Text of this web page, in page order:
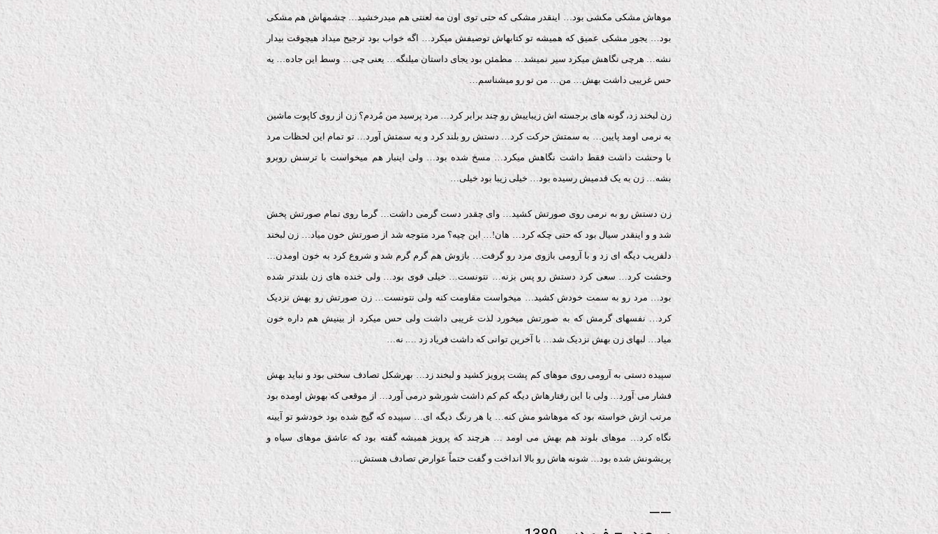
موهاش مشکی مکشی بود… اینقدر مشکی که حتی توی اون مه لعنتی هم میدرخشید… چشمهاش هم مشکی
بود… یجور مشکی عمیق که همیشه تو کتابهاش توصیفش میکرد… اگه خواب بود ترجیح میداد هیچوقت بیدار
نشه… هرچی نگاهش میکرد سیر نمیشد… مطمئن بود یجای داستان میلنگه… یعنی چی… وسط این جاده… یه
حس غریبی داشت بهش… من… من تو رو میشناسم…
زن لبخند زد، گونه های برجسته اش زیباییش رو چند برابر کرد… مرد پرسید من مُردم؟ زن از روی کاپوت ماشین
به نرمی اومد پایین… به سمتش حرکت کرد… دستش رو بلند کرد و یه سمتش آورد… تو تمام این لحظات مرد
با وحشت داشت فقط داشت نگاهش میکرد… مسخ شده بود… ولی اینبار هم میخواست با ترسش روبرو
بشه… زن به یک قدمیش رسیده بود… خیلی زیبا بود خیلی…
زن دستش رو به نرمی روی صورتش کشید… وای چقدر دست گرمی داشت… گرما روی تمام صورتش پخش
شد و و اینقدر سیال بود که حتی چکه کرد… هان!… این چیه؟ مرد متوجه شد از صورتش خون میاد… زن لبخند
دلفریب دیگه ای زد و با آرومی بازوی مرد رو گرفت… بازوش هم گرم گرم شد و شروع کرد به خون اومدن…
وحشت کرد… سعی کرد دستش رو پس بزنه… نتونست… خیلی قوی بود… ولی خنده های زن بلندتر شده
بود… مرد رو به سمت خودش کشید… میخواست مقاومت کنه ولی نتونست… زن صورتش رو بهش نزدیک
کرد… نفسهای گرمش که به صورتش میخورد لذت غریبی داشت ولی حس میکرد از بینیش هم داره خون
میاد… لبهای زن بهش نزدیک شد… با آخرین توانی که داشت فریاد زد …. نه…
سپیده دستی به آرومی روی موهای کم پشت پرویز کشید و لبخند زد… بهرشکل تصادف سختی بود و نباید بهش
فشار می آورد… ولی با این رفتارهاش دیگه کم کم داشت شورشو درمی آورد… از موقعی که بهوش اومده بود
مرتب ازش خواسته بود که موهاشو مش کنه… یا هر رنگ دیگه ای… سپیده که گیج شده بود خودشو تو آیینه
نگاه کرد… موهای بلوند هم بهش می اومد … هرچند که پرویز همیشه گفته بود که عاشق موهای سیاه و
پریشونش شده بود… شونه هاش رو بالا انداخت و گفت حتماً عوارض تصادف هستش…
——